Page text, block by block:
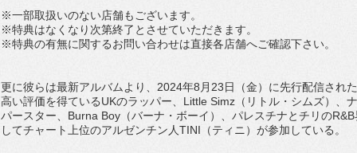
※一部取扱いのない店舗もございます。
※特典はなくなり次第終了とさせていただきます。
※特典の有無に関するお問い合わせは直接各店舗へご確認下さい。
更に彼らは最新アルバムより、2024年8月23日（金）に先行配信され
高い評価を得ているUKのラッパー、Little Simz（リトル・シムズ）、
パースター、Burna Boy（バーナ・ボーイ）、パレスチナとチリの
してチャート上位のアルゼンチン人TINI（ティニ）が参加している。